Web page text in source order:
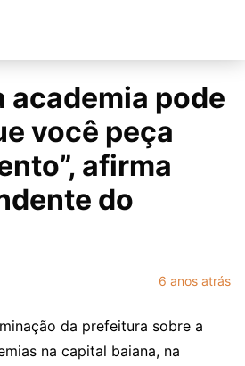
academia pode
você peça
afirma
do
6 anos atrás
da prefeitura sobre a
na capital baiana, na